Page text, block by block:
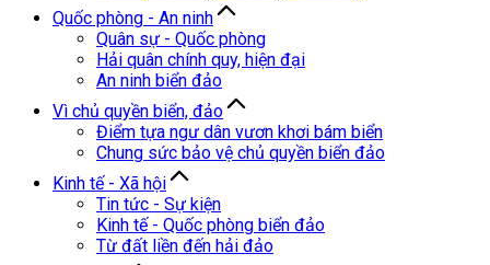
Quốc phòng - An ninh
Quân sự - Quốc phòng
Hải quân chính quy, hiện đại
An ninh biển đảo
Vì chủ quyền biển, đảo
Điểm tựa ngư dân vươn khơi bám biển
Chung sức bảo vệ chủ quyền biển đảo
Kinh tế - Xã hội
Tin tức - Sự kiện
Kinh tế - Quốc phòng biển đảo
Từ đất liền đến hải đảo